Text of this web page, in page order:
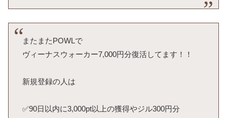
またまたPOWLで
ヴィーナスウォーカー7,000円分復活してます！！
新規登録の人は
✅90日以内に3,000pt以上の獲得やジル300円分